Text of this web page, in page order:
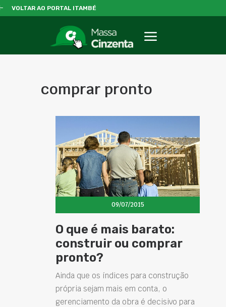
VOLTAR AO PORTAL ITAMBÉ
comprar pronto
09/07/2015
O que é mais barato:
construir ou comprar
pronto?
Ainda que os índices para construção
própria sejam mais em conta, o
gerenciamento da obra é decisivo para